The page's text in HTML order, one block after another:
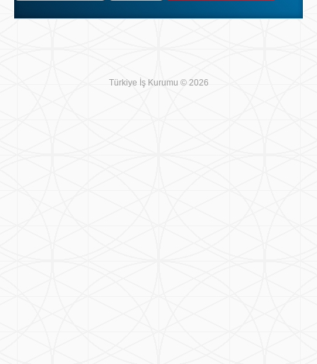
Türkiye İş Kurumu © 2026